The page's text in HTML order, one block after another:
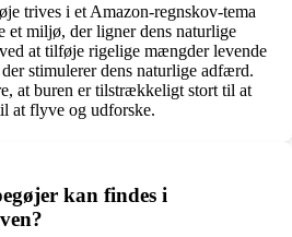
trives i et Amazon-regnskov-tema
et miljø, der ligner dens naturlige
at tilføje rigelige mængder levende
stimulerer dens naturlige adfærd.
at buren er tilstrækkeligt stort til at
at flyve og udforske.
kan findes i